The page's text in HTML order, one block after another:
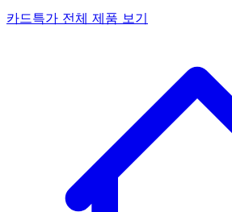
카드특가 전체 제품 보기